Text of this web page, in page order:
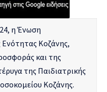
η Ένωση
Ενότητας Κοζάνης,
και της
της Παιδιατρικής
Κοζάνης.